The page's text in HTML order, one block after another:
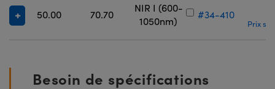
50.00 70.70
NIR I (600-
1050nm)
#34-410
Prix
Besoin de spécifications